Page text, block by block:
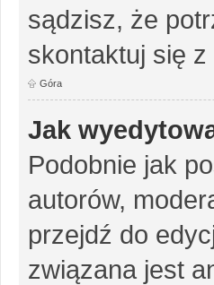
sądzisz, że
skontaktuj się
Góra
Jak
Podobnie jak
autorów,
przejdź do
związana jest